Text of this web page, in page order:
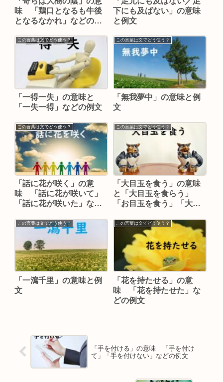
味 「鶏口となるも牛後
となるなかれ」などの例
下にも及ばない」の意味
と例文
この言葉は文でどう使う？
「一得一失」の意味と
「一失一得」などの例文
この言葉は文でどう使う？
「無我夢中」の意味と例
文
この言葉は文でどう使う？
「話に花が咲く」の意
味 「話に花が咲いて」
「話に花が咲いた」など
この言葉は文でどう使う？
「大目玉を食う」の意味
と「大目玉を食らう」
「お目玉を食う」「大目
文
この言葉は文でどう使う？
「一瀉千里」の意味と例
文
この言葉は文でどう使う？
「花を持たせる」の意
味 「花を持たせた」な
どの例文
「手を付ける」の意味 「手を付け
て」「手を付けない」などの例文